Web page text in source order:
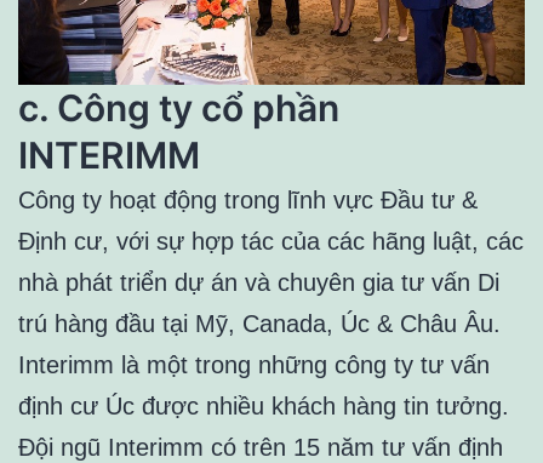
c. Công ty cổ phần
INTERIMM
Công ty hoạt động trong lĩnh vực Đầu tư &
Định cư, với sự hợp tác của các hãng luật, các
nhà phát triển dự án và chuyên gia tư vấn Di
trú hàng đầu tại Mỹ, Canada, Úc & Châu Âu.
Interimm là một trong những công ty tư vấn
định cư Úc được nhiều khách hàng tin tưởng.
Đội ngũ Interimm có trên 15 năm tư vấn định